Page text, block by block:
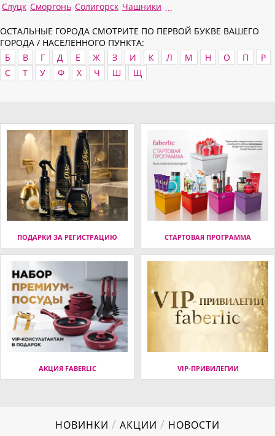
Слуцк Сморгонь Солигорск Чашники ...
ОСТАЛЬНЫЕ ГОРОДА СМОТРИТЕ ПО ПЕРВОЙ БУКВЕ ВАШЕГО
ГОРОДА / НАСЕЛЕННОГО ПУНКТА:
Б
В Г Д Е Ж З И К Л М Н О П
Р
С
Т У Ф Х Ч Ш Щ
ПОДАРКИ ЗА РЕГИСТРАЦИЮ СТАРТОВАЯ ПРОГРАММА
АКЦИЯ FABERLIC VIP-ПРИВИЛЕГИИ
НОВИНКИ / АКЦИИ / НОВОСТИ